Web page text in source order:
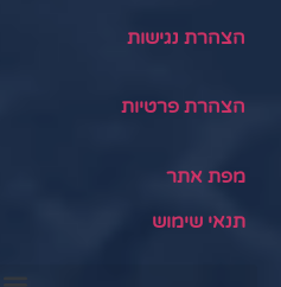
הצהרת נגישות
הצהרת פרטיות
מפת אתר
תנאי שימוש